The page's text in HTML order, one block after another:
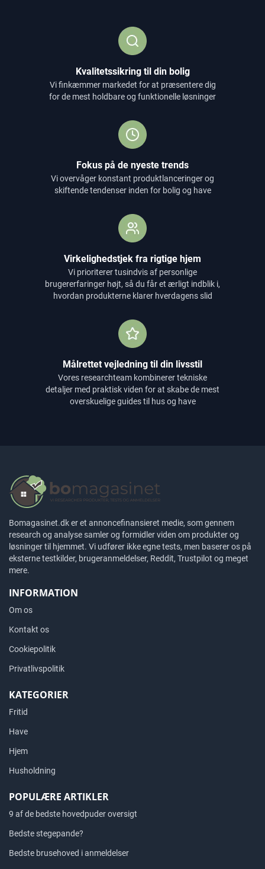
Kvalitetssikring til din bolig
Vi finkæmmer markedet for at præsentere dig
for de mest holdbare og funktionelle løsninger
Fokus på de nyeste trends
Vi overvåger konstant produktlanceringer og
skiftende tendenser inden for bolig og have
Virkelighedstjek fra rigtige hjem
Vi prioriterer tusindvis af personlige
brugererfaringer højt, så du får et ærligt indblik i,
hvordan produkterne klarer hverdagens slid
Målrettet vejledning til din livsstil
Vores researchteam kombinerer tekniske
detaljer med praktisk viden for at skabe de mest
overskuelige guides til hus og have
Bomagasinet.dk er et annoncefinansieret medie, som gennem
research og analyse samler og formidler viden om produkter og
løsninger til hjemmet. Vi udfører ikke egne tests, men baserer os på
eksterne testkilder, brugeranmeldelser, Reddit, Trustpilot og meget
mere.
INFORMATION
Om os
Kontakt os
Cookiepolitik
Privatlivspolitik
KATEGORIER
Fritid
Have
Hjem
Husholdning
POPULÆRE ARTIKLER
9 af de bedste hovedpuder oversigt
Bedste stegepande?
Bedste brusehoved i anmeldelser